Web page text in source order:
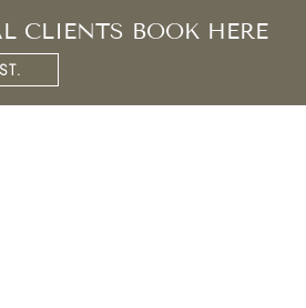
CLIENTS BOOK HERE